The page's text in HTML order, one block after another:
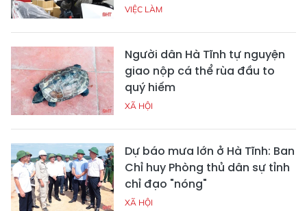
VIỆC LÀM
Người dân Hà Tĩnh tự nguyện
giao nộp cá thể rùa đầu to
quý hiếm
XÃ HỘI
Dự báo mưa lớn ở Hà Tĩnh: Ban
Chỉ huy Phòng thủ dân sự tỉnh
chỉ đạo "nóng"
XÃ HỘI